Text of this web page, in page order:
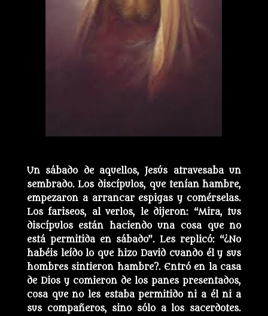
Un sábado de aquellos, Jesús atravesaba un
sembrado. Los discípulos, que tenían hambre,
empezaron a arrancar espigas y comérselas.
Los fariseos, al verlos, le dijeron: “Mira, tus
discípulos están haciendo una cosa que no
está permitida en sábado”. Les replicó: “¿No
habéis leído lo que hizo David cuando él y sus
hombres sintieron hambre?. Entró en la casa
de Dios y comieron de los panes presentados,
cosa que no les estaba permitido ni a él ni a
sus compañeros, sino sólo a los sacerdotes.